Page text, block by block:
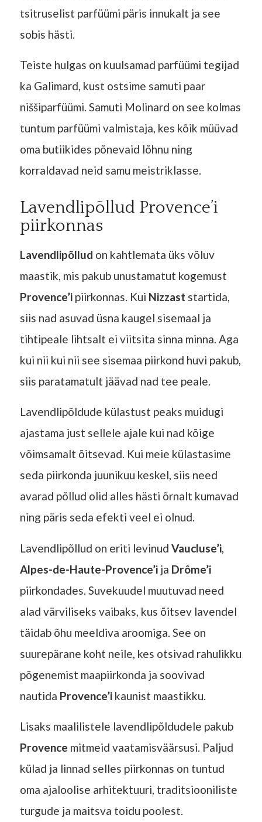
tsitruselist parfüümi päris innukalt ja see
sobis hästi.
Teiste hulgas on kuulsamad parfüümi tegijad
ka Galimard, kust ostsime samuti paar
niššiparfüümi. Samuti Molinard on see kolmas
tuntum parfüümi valmistaja, kes kõik müüvad
oma butiikides põnevaid lõhnu ning
korraldavad neid samu meistriklasse.
Lavendlipõllud Provence’i
piirkonnas
Lavendlipõllud on kahtlemata üks võluv
maastik, mis pakub unustamatut kogemust
Provence’ipiirkonnas. Kui Nizzast startida,
siis nad asuvad üsna kaugel sisemaal ja
tihtipeale lihtsalt ei viitsita sinna minna. Aga
kui nii kui nii see sisemaa piirkond huvi pakub,
siis paratamatult jäävad nad tee peale.
Lavendlipõldude külastust peaks muidugi
ajastama just sellele ajale kui nad kõige
võimsamalt õitsevad. Kui meie külastasime
seda piirkonda juunikuu keskel, siis need
avarad põllud olid alles hästi õrnalt kumavad
ning päris seda efekti veel ei olnud.
Lavendlipõllud on eriti levinud Vaucluse’i,
Alpes-de-Haute-Provence’ija Drôme’i
piirkondades. Suvekuudel muutuvad need
alad värviliseks vaibaks, kus õitsev lavendel
täidab õhu meeldiva aroomiga. See on
suurepärane koht neile, kes otsivad rahulikku
põgenemist maapiirkonda ja soovivad
nautida Provence’ikaunist maastikku.
Lisaks maalilistele lavendlipõldudele pakub
Provence mitmeid vaatamisväärsusi. Paljud
külad ja linnad selles piirkonnas on tuntud
oma ajaloolise arhitektuuri, traditsiooniliste
turgude ja maitsva toidu poolest.